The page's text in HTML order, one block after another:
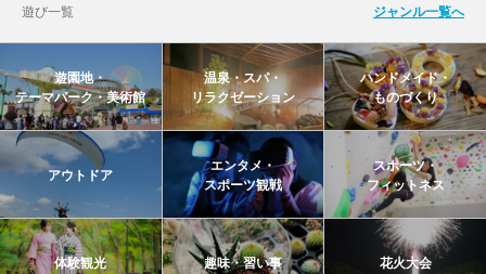
遊び一覧 ジャンル一覧へ
遊園地・
テーマパーク・美術館
温泉・スパ・
リラクゼーション
ハンドメイド・
ものづくり
アウトドア
エンタメ・
スポーツ観戦
スポーツ・
フィットネス
体験観光 趣味・習い事 花火大会